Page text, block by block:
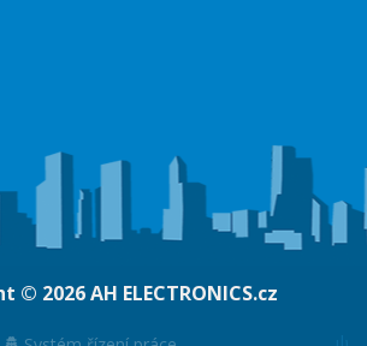
© 2026AH ELECTRONICS.cz